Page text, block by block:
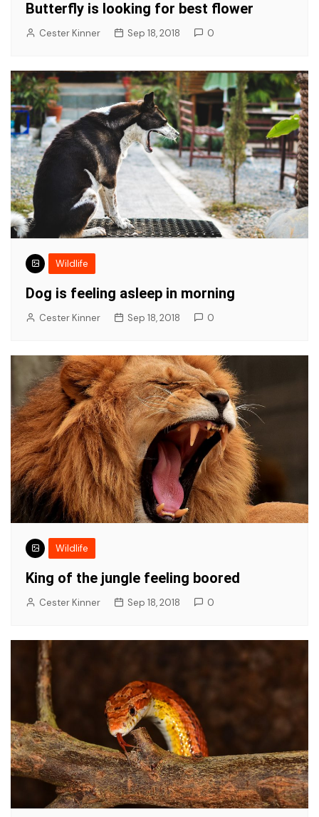
Butterfly is looking for best flower
Cester Kinner Sep 18, 2018 0
Wildlife
Dog is feeling asleep in morning
Cester Kinner Sep 18, 2018 0
Wildlife
King of the jungle feeling boored
Cester Kinner Sep 18, 2018 0